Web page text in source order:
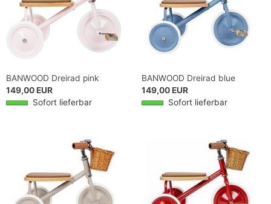
BANWOOD Dreirad pink
149,00 EUR
Sofort lieferbar
BANWOOD Dreirad blue
149,00 EUR
Sofort lieferbar